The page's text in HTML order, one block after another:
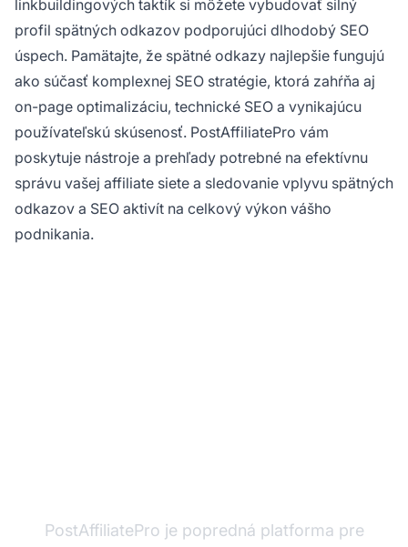
linkbuildingových taktík si môžete vybudovať silný
profil spätných odkazov podporujúci dlhodobý SEO
úspech. Pamätajte, že spätné odkazy najlepšie fungujú
ako súčasť komplexnej SEO stratégie, ktorá zahŕňa aj
on-page optimalizáciu, technické SEO a vynikajúcu
používateľskú skúsenosť. PostAffiliatePro vám
poskytuje nástroje a prehľady potrebné na efektívnu
správu vašej affiliate siete a sledovanie vplyvu spätných
odkazov a SEO aktivít na celkový výkon vášho
podnikania.
PostAffiliatePro je popredná platforma pre